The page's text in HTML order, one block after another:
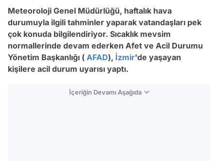
Meteoroloji Genel Müdürlüğü, haftalık hava
durumuyla ilgili tahminler yaparak vatandaşları pek
çok konuda bilgilendiriyor. Sıcaklık mevsim
normallerinde devam ederken Afet ve Acil Durumu
Yönetim Başkanlığı ( AFAD), İzmir'de yaşayan
kişilere acil durum uyarısı yaptı.
İçeriğin Devamı Aşağıda